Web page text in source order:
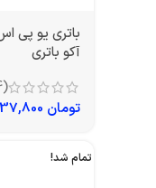
آکو باتری
(4)
تومان
تمام شد!